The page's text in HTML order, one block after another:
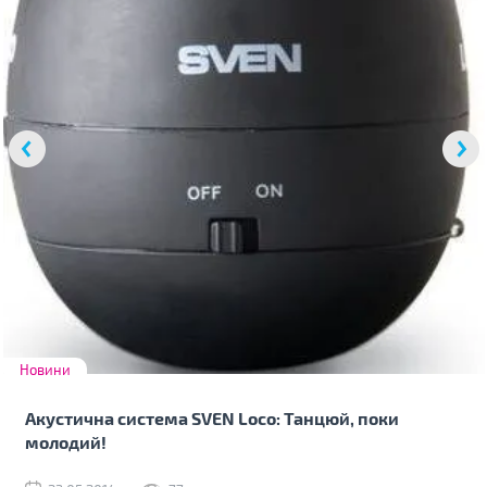
Новини
Акустична система SVEN Loco: Танцюй, поки
молодий!